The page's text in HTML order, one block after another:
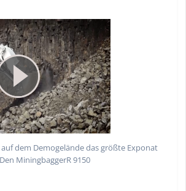
dem Demogelände das größte Exponat
MiningbaggerR 9150